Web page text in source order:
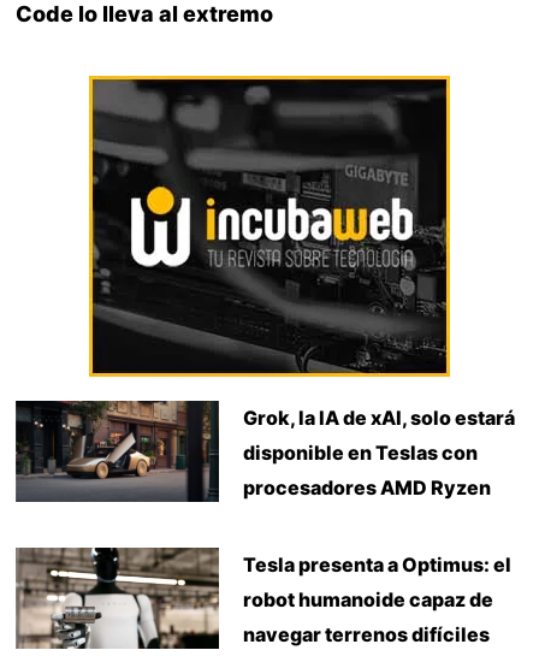
Code lo lleva al extremo
Grok, la IA de xAI, solo estará
disponible en Teslas con
procesadores AMD Ryzen
Tesla presenta a Optimus: el
robot humanoide capaz de
navegar terrenos difíciles